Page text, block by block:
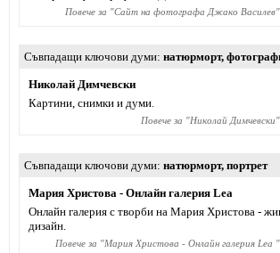
Повече за "Сайт на фотографа Джако Василев"
Съвпадащи ключови думи натюрморт,
Николай Димчевски
Картини, снимки и думи.
Повече за "Николай Димчевски"
Съвпадащи ключови думи натюрморт, портрет
Мария Христова - Онлайн галерия Lea
Онлайн галерия с творби на Мария Христова -
дизайн.
Повече за "Мария Христова - Онлайн галерия Lea "